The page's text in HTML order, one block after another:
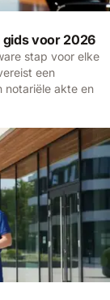
voor 2026
stap voor elke
een
notariële akte en